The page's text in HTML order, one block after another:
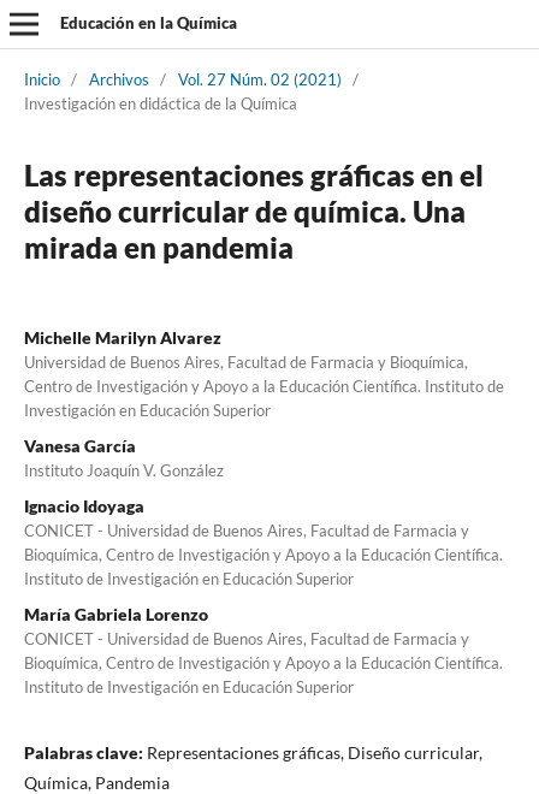
Educación en la Química
Inicio / Archivos / Vol. 27 Núm. 02 (2021)
/
Investigación en didáctica de la Química
Las representaciones gráficas en el
diseño curricular de química. Una
mirada en pandemia
Michelle Marilyn Alvarez
Universidad de Buenos Aires, Facultad de Farmacia y Bioquímica,
Centro de Investigación y Apoyo a la Educación Científica. Instituto de
Investigación en Educación Superior
Vanesa García
Instituto Joaquín V. González
Ignacio Idoyaga
CONICET - Universidad de Buenos Aires, Facultad de Farmacia y
Bioquímica, Centro de Investigación y Apoyo a la Educación Científica.
Instituto de Investigación en Educación Superior
María Gabriela Lorenzo
CONICET - Universidad de Buenos Aires, Facultad de Farmacia y
Bioquímica, Centro de Investigación y Apoyo a la Educación Científica.
Instituto de Investigación en Educación Superior
Palabras clave: Representaciones gráficas, Diseño curricular,
Química, Pandemia